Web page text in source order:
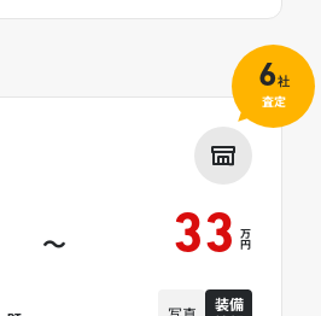
～ 33 万
円
装備
6社
査定